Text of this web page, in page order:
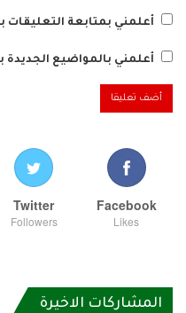
أعلمني بمتابعة التعليقات
أعلمني بالمواضيع الجديدة
Facebook
Likes
Twitter
Followers
المشاركات الاخيرة